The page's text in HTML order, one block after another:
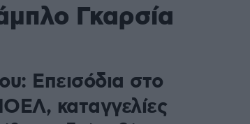
Γκαρσία
Επεισόδια στο
καταγγελίες